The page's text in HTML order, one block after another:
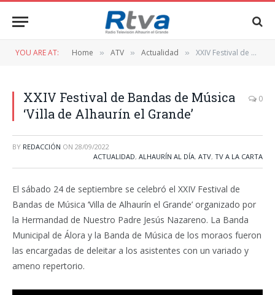
YOU ARE AT: Home » ATV » Actualidad » XXIV Festival de Bandas de Música ‘Villa de Alhaurín el Grande’
XXIV Festival de Bandas de Música
‘Villa de Alhaurín el Grande’
0
BY REDACCIÓN ON 28/09/2022
ACTUALIDAD, ALHAURÍN AL DÍA, ATV, TV A LA CARTA
El sábado 24 de septiembre se celebró el XXIV Festival de
Bandas de Música ‘Villa de Alhaurín el Grande’ organizado por
la Hermandad de Nuestro Padre Jesús Nazareno. La Banda
Municipal de Álora y la Banda de Música de los moraos fueron
las encargadas de deleitar a los asistentes con un variado y
ameno repertorio.